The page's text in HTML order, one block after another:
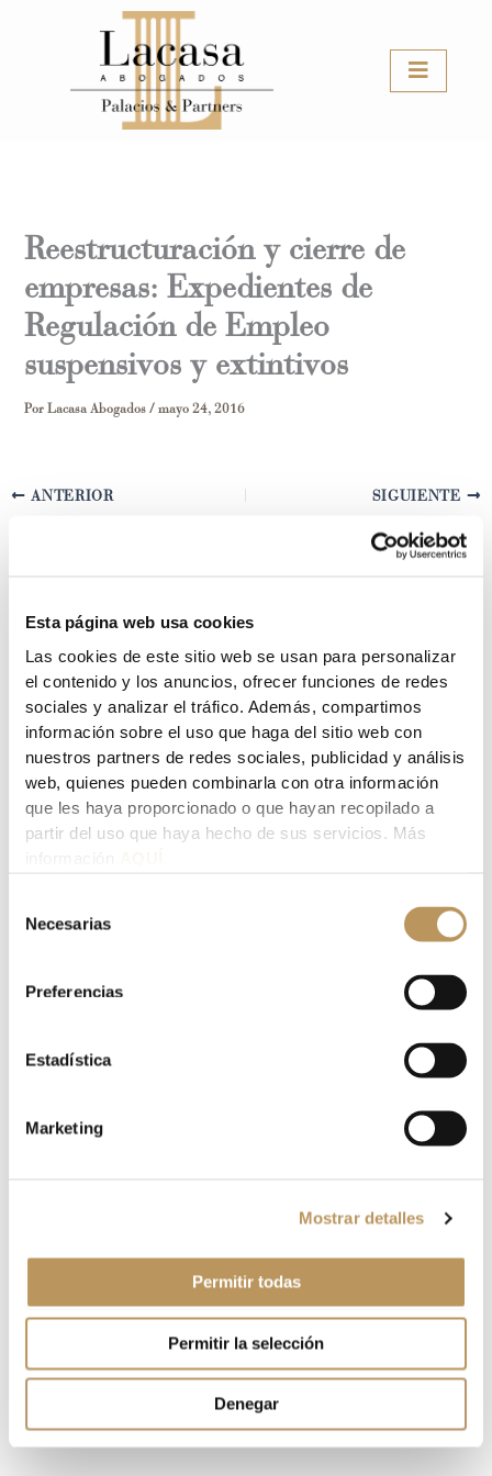
Esta página web usa cookies
Las cookies de este sitio web se usan para personalizar
el contenido y los anuncios, ofrecer funciones de redes
sociales y analizar el tráfico. Además, compartimos
información sobre el uso que haga del sitio web con
nuestros partners de redes sociales, publicidad y análisis
web, quienes pueden combinarla con otra información
que les haya proporcionado o que hayan recopilado a
partir del uso que haya hecho de sus servicios. Más
Necesarias
Preferencias
Estadística
Marketing
Mostrar detalles
Permitir todas
Permitir la selección
Denegar
Reestructuración y cierre de
empresas: Expedientes de
Regulación de Empleo
suspensivos y extintivos
PorLacasa Abogados/mayo 24, 2016
ANTERIOR SIGUIENTE
Tu dirección de correo electrónico no será publicada.
Los
campos obligatorios están marcados con
Escribe
aquí...
Nombre*
Guarda mi nombre, correo electrónico y web en este
navegador para la próxima vez que comente.